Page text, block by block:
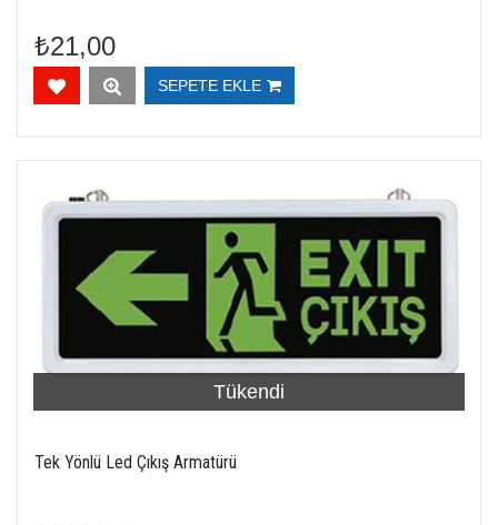
₺21,00
SEPETE EKLE
Tükendi
Tek Yönlü Led Çıkış Armatürü